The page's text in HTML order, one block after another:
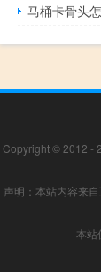
马桶卡骨头
Copyright © 2012 -
声明：本站内容来
本站